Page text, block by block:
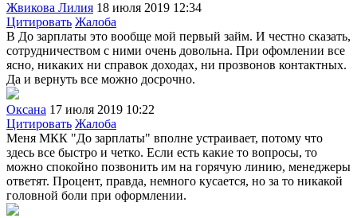
Жвикова Лилия 18 июля 2019 12:34
Цитировать Жалоба
В До зарплаты это вообще мой первый займ. И честно сказать,
сотрудничеством с ними очень довольна. При офомлении все
ясно, никаких ни справок доходах, ни прозвонов контактных.
Да и вернуть все можно досрочно.
Оксана 17 июля 2019 10:22
Цитировать Жалоба
Меня МКК "До зарплаты" вполне устраивает, потому что
здесь все быстро и четко. Если есть какие то вопросы, то
можно спокойно позвонить им на горячую линию, менеджеры
ответят. Процент, правда, немного кусается, но за то никакой
головной боли при оформлении.